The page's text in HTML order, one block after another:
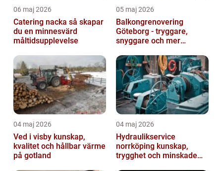
06 maj 2026
Catering nacka så skapar
du en minnesvärd
måltidsupplevelse
05 maj 2026
Balkongrenovering
Göteborg - tryggare,
snyggare och mer
04 maj 2026
Ved i visby kunskap,
kvalitet och hållbar värme
på gotland
04 maj 2026
Hydraulikservice
norrköping kunskap,
trygghet och minskade